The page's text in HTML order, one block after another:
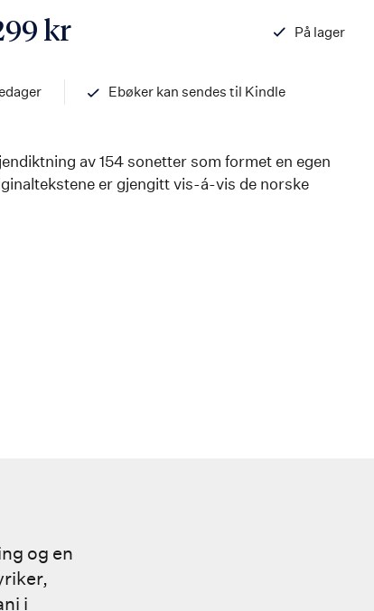
kr
På lager
Ebøker kan sendes til Kindle
av 154 sonetter som formet en egen
er gjengitt vis-á-vis de norske
og en
i